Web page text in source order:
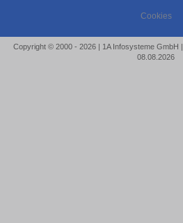
Cookies
Copyright © 2000 - 2026 | 1A Infosysteme GmbH
08.08.2026